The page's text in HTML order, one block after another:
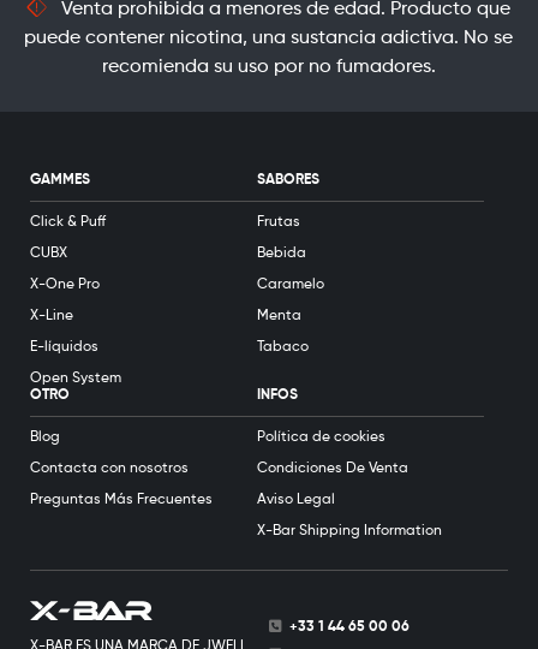
Venta prohibida a menores de edad. Producto que
puede contener nicotina, una sustancia adictiva. No se
recomienda su uso por no fumadores.
+33 1 44 65 00 06
GAMMES
Click & Puff
CUBX
X-One Pro
X-Line
E-líquidos
Open System
SABORES
Frutas
Bebida
Caramelo
Menta
Tabaco
OTRO
Blog
Contacta con nosotros
Preguntas Más Frecuentes
INFOS
Política de cookies
Condiciones De Venta
Aviso Legal
X-Bar Shipping Information